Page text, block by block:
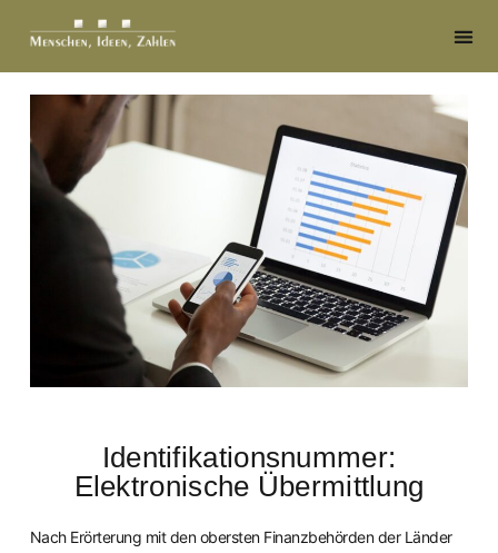
Identifikationsnummer:
Elektronische Übermittlung
Nach Erörterung mit den obersten Finanzbehörden der Länder